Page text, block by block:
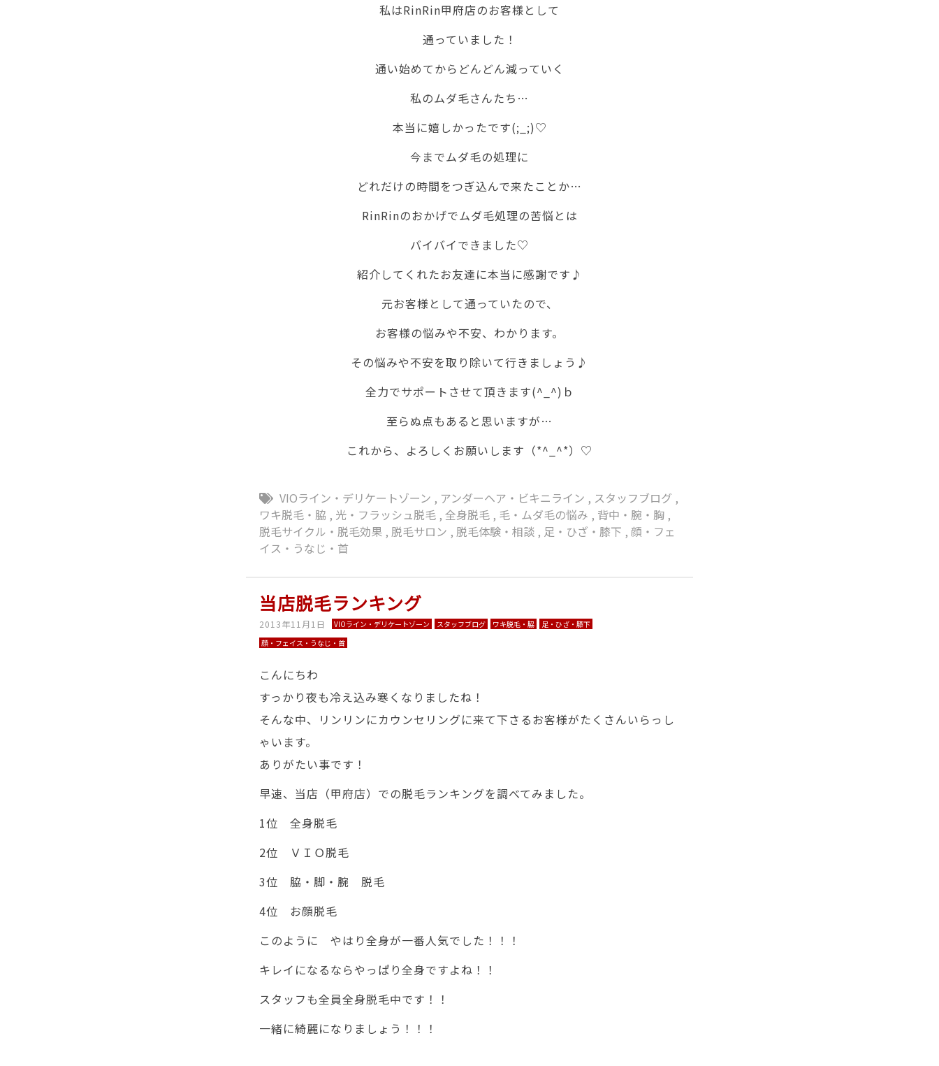
私はRinRin甲府店のお客様として
通っていました！
通い始めてからどんどん減っていく
私のムダ毛さんたち…
本当に嬉しかったです(;_;)♡
今までムダ毛の処理に
どれだけの時間をつぎ込んで来たことか…
RinRinのおかげでムダ毛処理の苦悩とは
バイバイできました♡
紹介してくれたお友達に本当に感謝です♪
元お客様として通っていたので、
お客様の悩みや不安、わかります。
その悩みや不安を取り除いて行きましょう♪
全力でサポートさせて頂きます(^_^)ｂ
至らぬ点もあると思いますが…
これから、よろしくお願いします（*^_^*）♡
VIOライン・デリケートゾーン , アンダーヘア・ビキニライン , スタッフブログ ,
ワキ脱毛・脇 , 光・フラッシュ脱毛 ,全身脱毛 , 毛・ムダ毛の悩み , 背中・腕・胸 ,
脱毛サイクル・脱毛効果 , 脱毛サロン , 脱毛体験・相談 , 足・ひざ・膝下 ,顔・フェ
イス・うなじ・首
当店脱毛ランキング
2013年11月1日 VIOライン・デリケートゾーン スタッフブログ ワキ脱毛・脇
足・ひざ・膝下
顔・フェイス・うなじ・首
こんにちわ
すっかり夜も冷え込み寒くなりましたね！
そんな中、リンリンにカウンセリングに来て下さるお客様がたくさんいらっし
ゃいます。
ありがたい事です！
早速、当店（甲府店）での脱毛ランキングを調べてみました。
1位 全身脱毛
2位 ＶＩＯ脱毛
3位 脇・脚・腕 脱毛
4位 お顔脱毛
このように やはり全身が一番人気でした！！！
キレイになるならやっぱり全身ですよね！！
スタッフも全員全身脱毛中です！！
一緒に綺麗になりましょう！！！